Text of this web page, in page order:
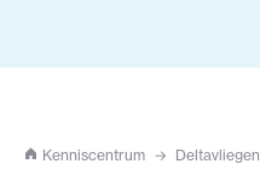
Kenniscentrum Deltavliegen